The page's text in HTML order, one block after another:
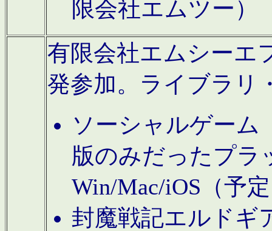
限会社エムツー）
有限会社エムシーエ
発参加。ライブラリ
ソーシャルゲーム
版のみだったプラ
Win/Mac/iOS（予
封魔戦記エルドギ